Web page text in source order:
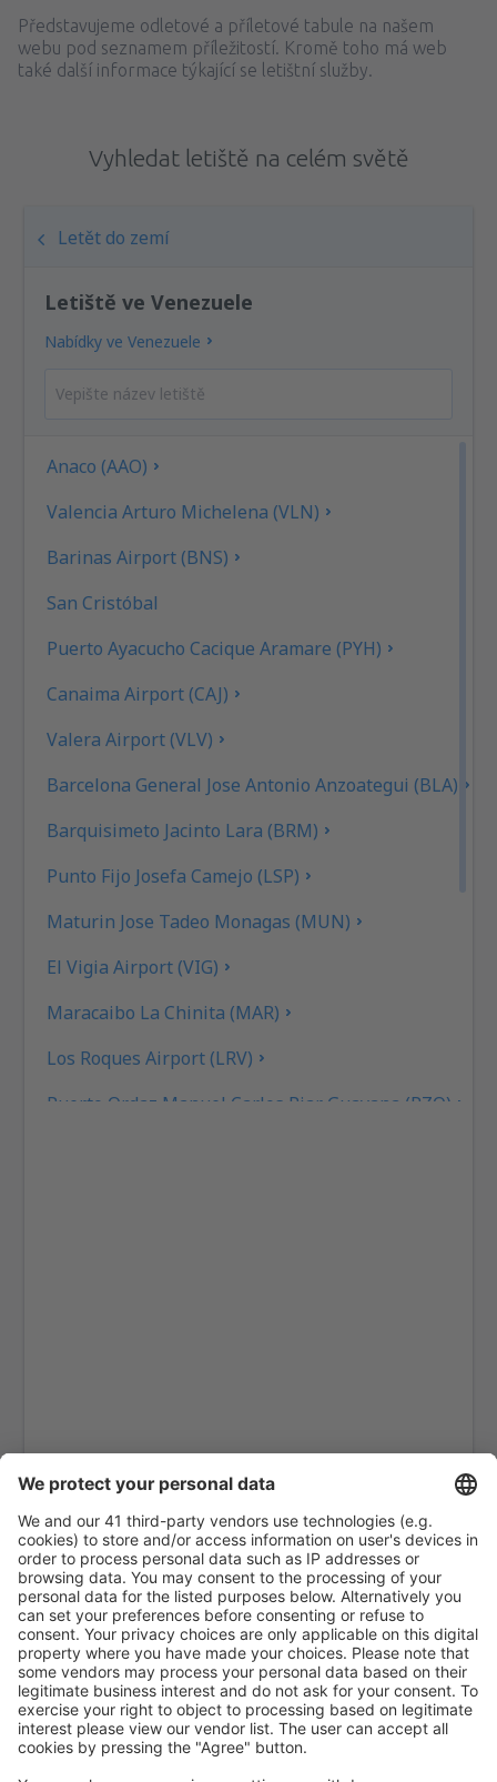
Představujeme odletové a příletové tabule na našem
webu pod seznamem příležitostí. Kromě toho má web
také další informace týkající se letištní služby.
Vyhledat letiště na celém světě
Letět do zemí
Letiště ve Venezuele
Nabídky ve Venezuele
Anaco (AAO)
Valencia Arturo Michelena (VLN)
Barinas Airport (BNS)
San Cristóbal
Puerto Ayacucho Cacique Aramare (PYH)
Canaima Airport (CAJ)
Valera Airport (VLV)
Barcelona General Jose Antonio Anzoategui (BLA)
Barquisimeto Jacinto Lara (BRM)
Punto Fijo Josefa Camejo (LSP)
Maturin Jose Tadeo Monagas (MUN)
El Vigia Airport (VIG)
Maracaibo La Chinita (MAR)
Los Roques Airport (LRV)
Puerto Ordaz Manuel Carlos Piar Guayana (PZO)